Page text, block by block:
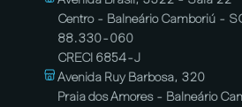
Centro - Balneário Camboriú -
88.330-060
CRECI 6854-J
Avenida Ruy Barbosa, 320
Praia dos Amores - Balneário